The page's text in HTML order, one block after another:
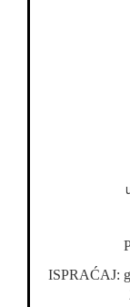
ISPRAĆAJ: